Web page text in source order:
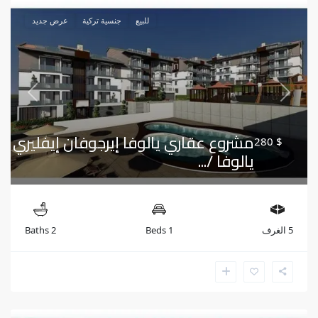
Next
للبيع جنسية تركية عرض جديد
$ 280 مشروع عقاري يالوفا إيرجوفان إيفليري
يالوفا /...
5 الغرف 1 Beds
2 Baths